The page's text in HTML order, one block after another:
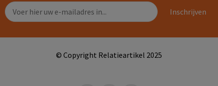
© Copyright Relatieartikel 2025